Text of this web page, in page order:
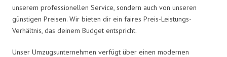
unserem professionellen Service, sondern auch von unseren
günstigen Preisen. Wir bieten dir ein faires Preis-Leistungs-
Verhältnis, das deinem Budget entspricht.
Unser Umzugsunternehmen verfügt über einen modernen